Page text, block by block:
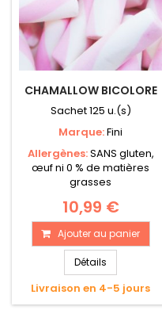
CHAMALLOW BICOLORE
Sachet 125 u.(s)
Marque:Fini
Allergènes:SANS gluten,
œuf ni 0 % de matières
grasses
10,99 €
Ajouter au panier
Détails
Livraison en 4-5 jours